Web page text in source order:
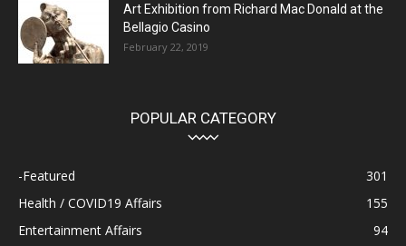
Art Exhibition from Richard Mac Donald at the
Bellagio Casino
February 22, 2019
POPULAR CATEGORY
-Featured
301
Health / COVID19 Affairs
155
Entertainment Affairs
94